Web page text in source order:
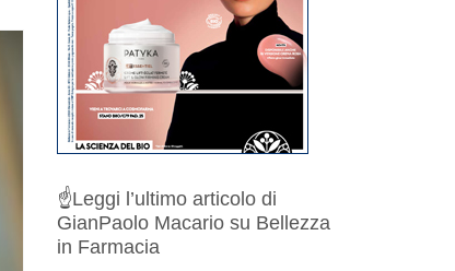
☝️Leggi l’ultimo articolo di
GianPaolo Macario su Bellezza
in Farmacia